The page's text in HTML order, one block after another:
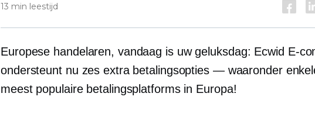
13 min leestijd
Europese handelaren, vandaag is uw geluksdag: Ecwid E-
ondersteunt nu zes extra betalingsopties — waaronder
meest populaire betalingsplatforms in Europa!